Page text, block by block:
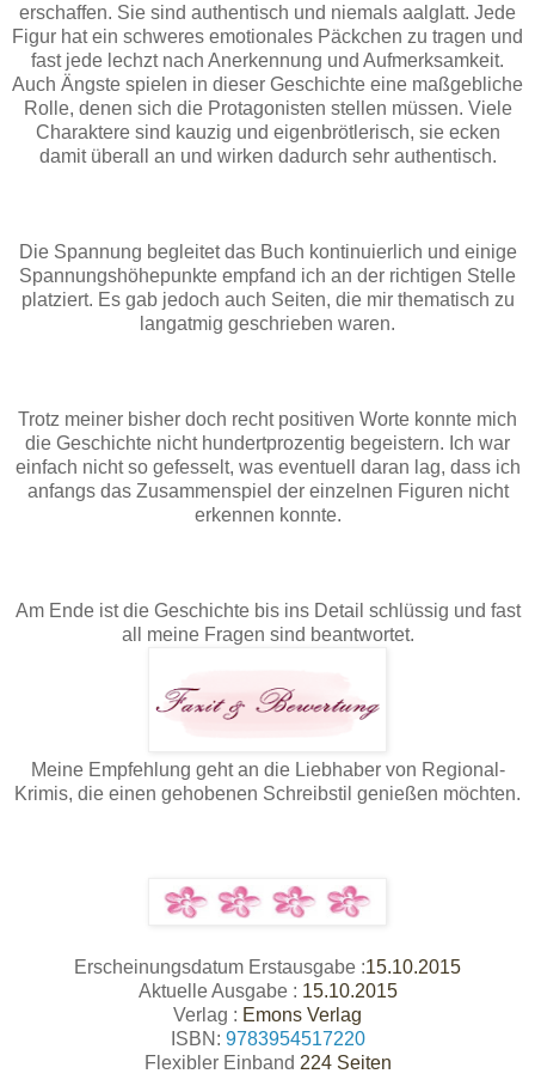
erschaffen. Sie sind authentisch und niemals aalglatt. Jede
Figur hat ein schweres emotionales Päckchen zu tragen und
fast jede lechzt nach Anerkennung und Aufmerksamkeit.
Auch Ängste spielen in dieser Geschichte eine maßgebliche
Rolle, denen sich die Protagonisten stellen müssen. Viele
Charaktere sind kauzig und eigenbrötlerisch, sie ecken
damit überall an und wirken dadurch sehr authentisch.
Die Spannung begleitet das Buch kontinuierlich und einige
Spannungshöhepunkte empfand ich an der richtigen Stelle
platziert. Es gab jedoch auch Seiten, die mir thematisch zu
langatmig geschrieben waren.
Trotz meiner bisher doch recht positiven Worte konnte mich
die Geschichte nicht hundertprozentig begeistern. Ich war
einfach nicht so gefesselt, was eventuell daran lag, dass ich
anfangs das Zusammenspiel der einzelnen Figuren nicht
erkennen konnte.
Am Ende ist die Geschichte bis ins Detail schlüssig und fast
all meine Fragen sind beantwortet.
Meine Empfehlung geht an die Liebhaber von Regional-
Krimis, die einen gehobenen Schreibstil genießen möchten.
Erscheinungsdatum Erstausgabe :15.10.2015
Aktuelle Ausgabe : 15.10.2015
Verlag : Emons Verlag
ISBN: 9783954517220
Flexibler Einband 224 Seiten